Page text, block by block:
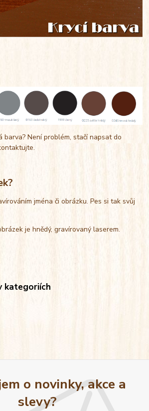
barva? Není problém, stačí napsat do
jména či obrázku. Pes si tak svůj
je hnědý, gravírovaný laserem.
kategoriích
o novinky, akce a
slevy?